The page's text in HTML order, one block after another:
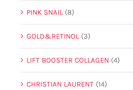
PINK SNAIL (8)
GOLD&RETINOL (3)
LIFT BOOSTER COLLAGEN (4)
CHRISTIAN LAURENT (14)